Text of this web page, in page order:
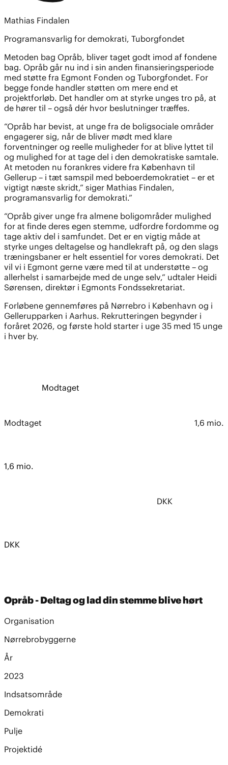
Mathias Findalen
Programansvarlig for demokrati, Tuborgfondet
Metoden bag Opråb, bliver taget godt imod af fondene
bag. Opråb går nu ind i sin anden finansieringsperiode
med støtte fra Egmont Fonden og Tuborgfondet. For
begge fonde handler støtten om mere end et
projektforløb. Det handler om at styrke unges tro på, at
de hører til – også dér hvor beslutninger træffes.
“Opråb har bevist, at unge fra de boligsociale områder
engagerer sig, når de bliver mødt med klare
forventninger og reelle muligheder for at blive lyttet til
og mulighed for at tage del i den demokratiske samtale.
At metoden nu forankres videre fra København til
Gellerup – i tæt samspil med beboerdemokratiet – er et
vigtigt næste skridt,” siger Mathias Findalen,
programansvarlig for demokrati.”
“Opråb giver unge fra almene boligområder mulighed
for at finde deres egen stemme, udfordre fordomme og
tage aktiv del i samfundet. Det er en vigtig måde at
styrke unges deltagelse og handlekraft på, og den slags
træningsbaner er helt essentiel for vores demokrati. Det
vil vi i Egmont gerne være med til at understøtte – og
allerhelst i samarbejde med de unge selv,” udtaler Heidi
Sørensen, direktør i Egmonts Fondssekretariat.
Forløbene gennemføres på Nørrebro i København og i
Gellerupparken i Aarhus. Rekrutteringen begynder i
foråret 2026, og første hold starter i uge 35 med 15 unge
i hver by.
Modtaget
Modtaget
1,6 mio.
1,6 mio.
DKK
DKK
Opråb - Deltag og lad din stemme blive hørt
Organisation
Nørrebrobyggerne
År
2023
Indsatsområde
Demokrati
Pulje
Projektidé